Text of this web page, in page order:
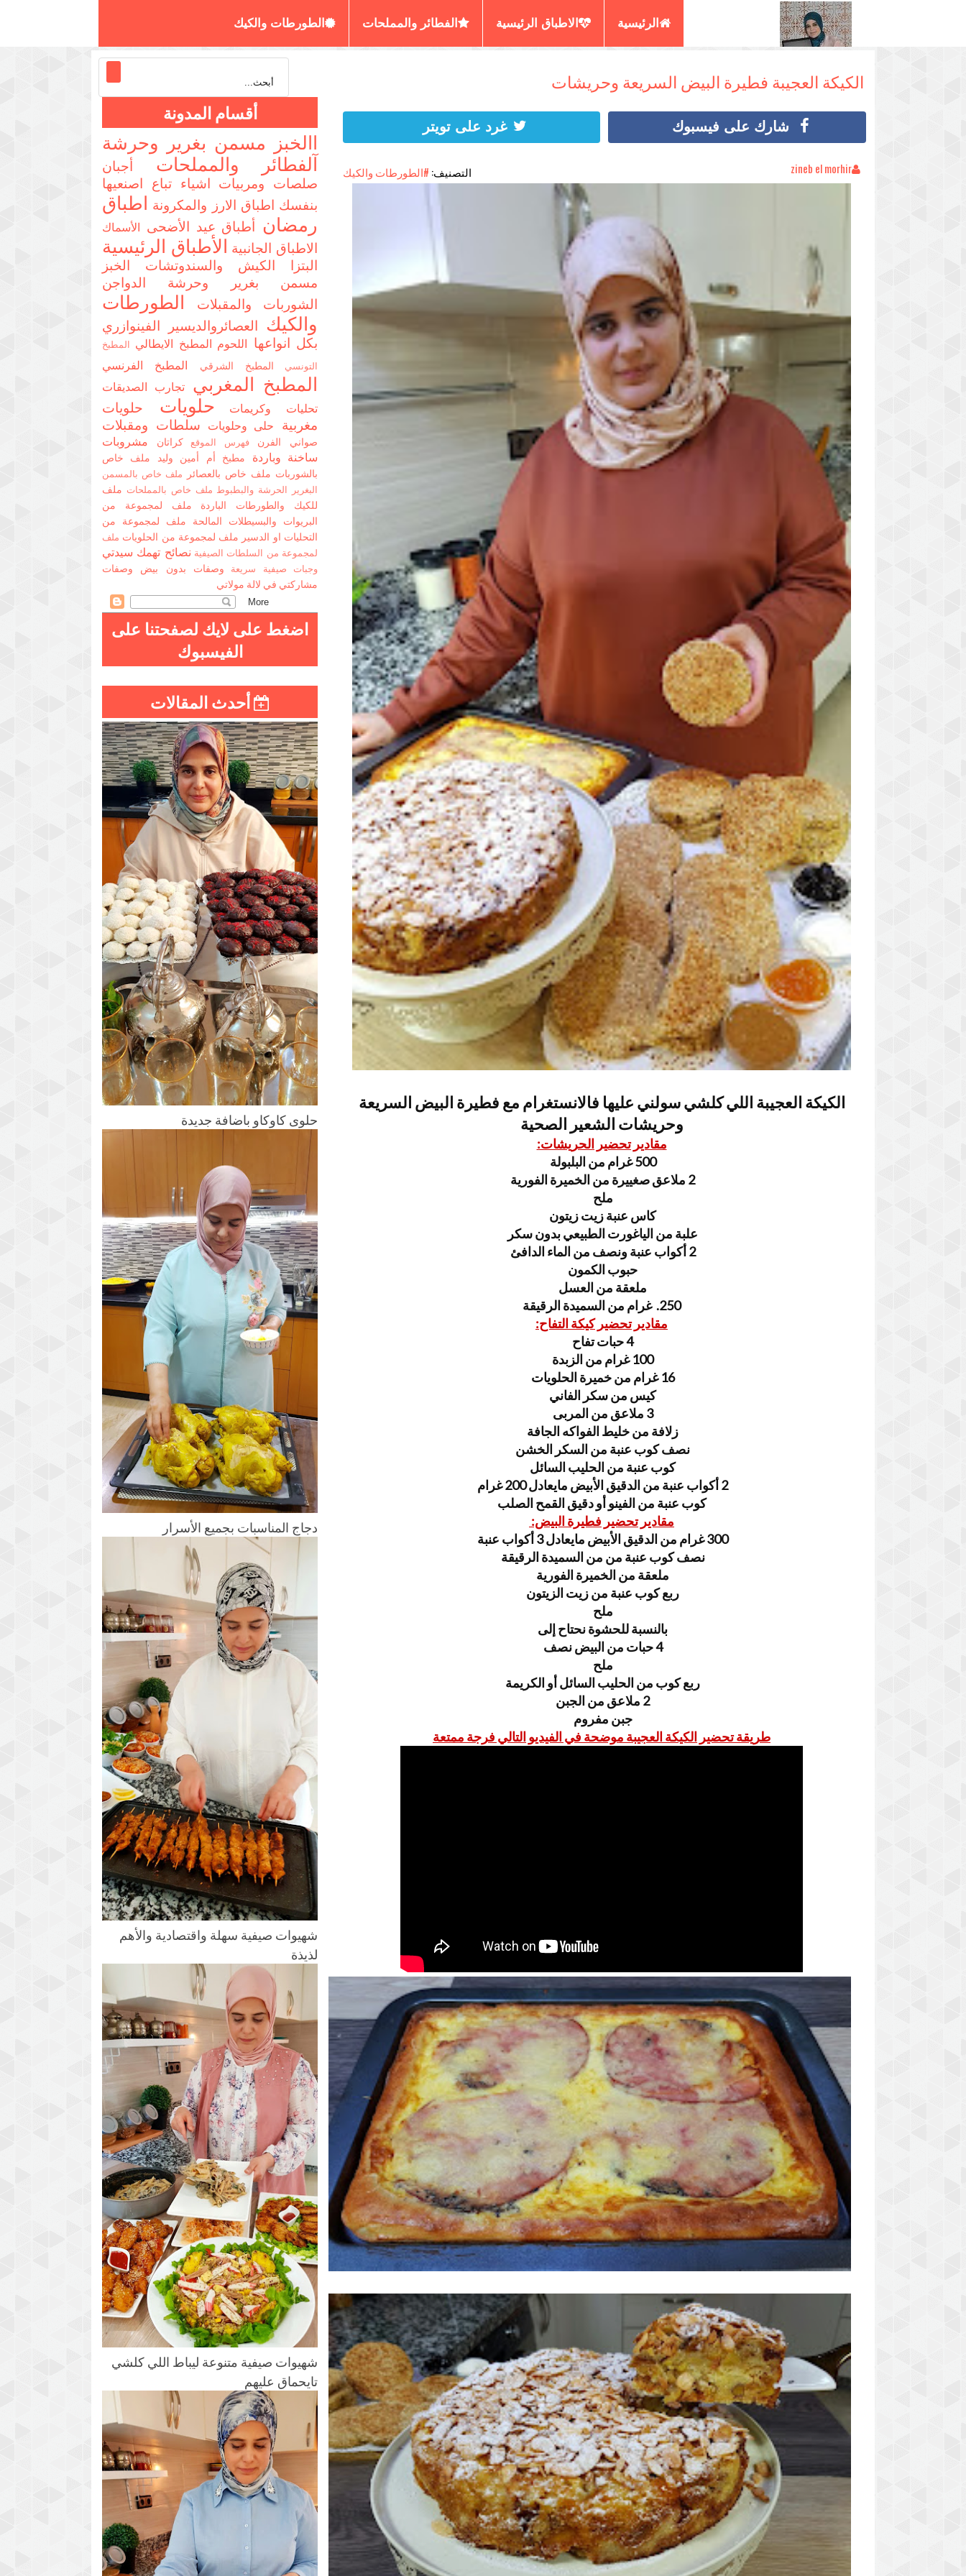
الرئيسية الاطباق الرئيسية الفطائر والمملحات الطورطات والكيك
الكيكة العجيبة فطيرة البيض السريعة وحريشات
شارك على فيسبوك غرد على تويتر
zineb el morhir التصنيف: #الطورطات والكيك
الكيكة العجيبة اللي كلشي سولني عليها فالانستغرام مع فطيرة البيض السريعة
وحريشات الشعير الصحية
مقادير تحضير الحريشات:
500 غرام من البلبولة
2 ملاعق صغييرة من الخميرة الفورية
ملح
كاس عنبة زيت زيتون
علبة من الياغورت الطبيعي بدون سكر
2 أكواب عنبة ونصف من الماء الدافئ
حبوب الكمون
ملعقة من العسل
250. غرام من السميدة الرقيقة
مقادير تحضير كيكة التفاح:
4 حبات تفاح
100 غرام من الزبدة
16 غرام من خميرة الحلويات
كيس من سكر الفاني
3 ملاعق من المربى
زلافة من خليط الفواكه الجافة
نصف كوب عنبة من السكر الخشن
كوب عنبة من الحليب السائل
2 أكواب عنبة من الدقيق الأبيض مايعادل 200 غرام
كوب عنبة من الفينو أو دقيق القمح الصلب
مقادير تحضير فطيرة البيض:
300 غرام من الدقيق الأبيض مايعادل 3 أكواب عنبة
نصف كوب عنبة من من السميدة الرقيقة
ملعقة من الخميرة الفورية
ربع كوب عنبة من زيت الزيتون
ملح
بالنسبة للحشوة نحتاح إلى
4 حبات من البيض نصف
ملح
ربع كوب من الحليب السائل أو الكريمة
2 ملاعق من الجبن
جبن مفروم
طريقة تحضير الكيكة العجيبة موضحة في الفيديو التالي فرجة ممتعة
أقسام المدونة
االخبز مسمن بغرير وحرشة
آلفطائر والمملحات
أجبان
صلصات ومربيات اشياء تباع اصنعيها
بنفسك اطباق الارز والمكرونة اطباق
رمضان أطباق عيد الأضحى الأسماك
الاطباق الجانبية الأطباق الرئيسية
البتزا الكيش والسندوتشات الخبز
مسمن بغرير وحرشة الدواجن
الشوربات والمقبلات الطورطات
والكيك العصائروالديسير الفينوازري
بكل انواعها اللحوم المطبخ الايطالي المطبخ
التونسي المطبخ الشرقي المطبخ الفرنسي
المطبخ المغربيتجارب الصديقات
تحليات وكريمات حلويات
حلويات
مغربية
حلى وحلويات سلطات ومقبلات
صواني الفرنفهرس الموقعكراتان مشروبات
ساخنة وباردة
مطبخ أم أمين وليد ملف خاص
بالشوربات ملف خاص بالعصائر ملف خاص بالمسمن
البغرير الحرشة والبطبوط ملف خاص بالمملحات ملف
للكيك والطورطات الباردة ملف لمجموعة من
البريوات والبسيطلات المالحة ملف لمجموعة من
التحليات او الدسير ملف لمجموعة من الحلويات ملف
لمجموعة من السلطات الصيفية نصائح تهمك سيدتي
وجبات صيفية سريعة وصفات بدون بيض وصفات
مشاركتي في لالة مولاتي
اضغط على لايك لصفحتنا على
الفيسبوك
أحدث المقالات
حلوى كاوكاو باضافة جديدة
دجاج المناسبات بجميع الأسرار
شهيوات صيفية سهلة واقتصادية والأهم
لذيذة
شهيوات صيفية متنوعة ليباط اللي كلشي
تايحماق عليهم